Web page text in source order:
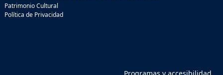
Patrimonio Cultural
Política de Privacidad